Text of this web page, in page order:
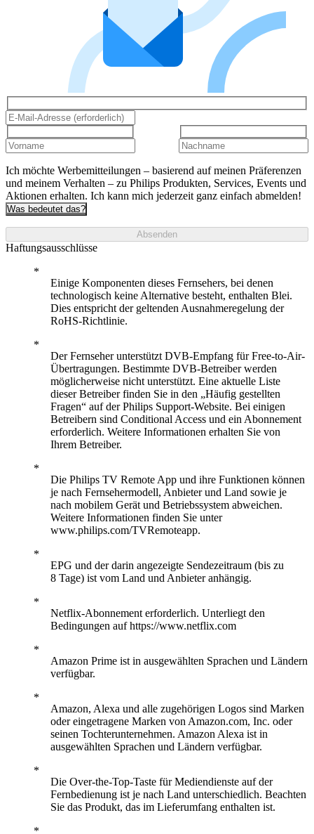
Ich möchte Werbemitteilungen – basierend auf meinen Präferenzen
und meinem Verhalten – zu Philips Produkten, Services, Events und
Aktionen erhalten. Ich kann mich jederzeit ganz einfach abmelden!
Was bedeutet das?
Absenden
Haftungsausschlüsse
Einige Komponenten dieses Fernsehers, bei denen
technologisch keine Alternative besteht, enthalten Blei.
Dies entspricht der geltenden Ausnahmeregelung der
RoHS-Richtlinie.
Der Fernseher unterstützt DVB-Empfang für Free-to-Air-
Übertragungen. Bestimmte DVB-Betreiber werden
möglicherweise nicht unterstützt. Eine aktuelle Liste
dieser Betreiber finden Sie in den „Häufig gestellten
Fragen“ auf der Philips Support-Website. Bei einigen
Betreibern sind Conditional Access und ein Abonnement
erforderlich. Weitere Informationen erhalten Sie von
Ihrem Betreiber.
Die Philips TV Remote App und ihre Funktionen können
je nach Fernsehermodell, Anbieter und Land sowie je
nach mobilem Gerät und Betriebssystem abweichen.
Weitere Informationen finden Sie unter
www.philips.com/TVRemoteapp.
EPG und der darin angezeigte Sendezeitraum (bis zu
8 Tage) ist vom Land und Anbieter anhängig.
Netflix-Abonnement erforderlich. Unterliegt den
Bedingungen auf https://www.netflix.com
Amazon Prime ist in ausgewählten Sprachen und Ländern
verfügbar.
Amazon, Alexa und alle zugehörigen Logos sind Marken
oder eingetragene Marken von Amazon.com, Inc. oder
seinen Tochterunternehmen. Amazon Alexa ist in
ausgewählten Sprachen und Ländern verfügbar.
Die Over-the-Top-Taste für Mediendienste auf der
Fernbedienung ist je nach Land unterschiedlich. Beachten
Sie das Produkt, das im Lieferumfang enthalten ist.